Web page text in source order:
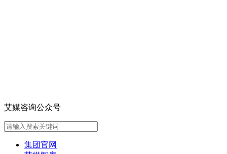
艾媒咨询公众号
集团官网